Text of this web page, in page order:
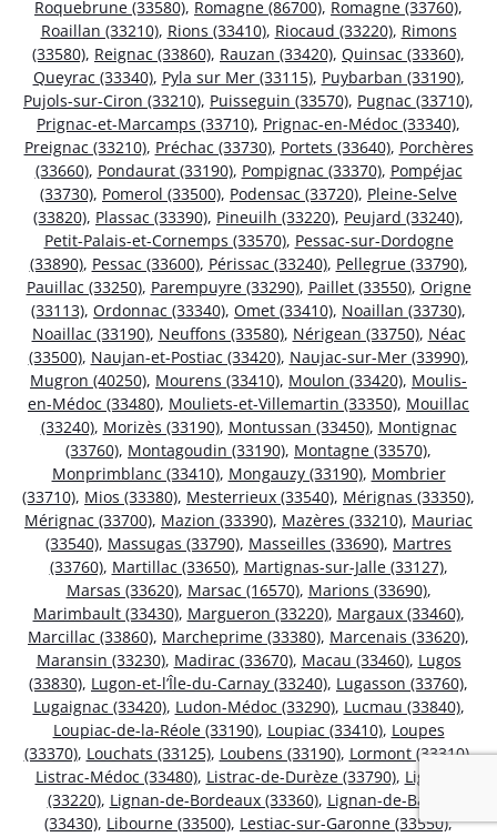
Roquebrune (33580), Romagne (86700), Romagne (33760),
Roaillan (33210), Rions (33410), Riocaud (33220), Rimons
(33580), Reignac (33860), Rauzan (33420), Quinsac (33360),
Queyrac (33340), Pyla sur Mer (33115), Puybarban (33190),
Pujols-sur-Ciron (33210), Puisseguin (33570), Pugnac (33710),
Prignac-et-Marcamps (33710), Prignac-en-Médoc (33340),
Preignac (33210), Préchac (33730), Portets (33640), Porchères
(33660), Pondaurat (33190), Pompignac (33370), Pompéjac
(33730), Pomerol (33500), Podensac (33720), Pleine-Selve
(33820), Plassac (33390), Pineuilh (33220), Peujard (33240),
Petit-Palais-et-Cornemps (33570), Pessac-sur-Dordogne
(33890), Pessac (33600), Périssac (33240), Pellegrue (33790),
Pauillac (33250), Parempuyre (33290), Paillet (33550), Origne
(33113), Ordonnac (33340), Omet (33410), Noaillan (33730),
Noaillac (33190), Neuffons (33580), Nérigean (33750), Néac
(33500), Naujan-et-Postiac (33420), Naujac-sur-Mer (33990),
Mugron (40250), Mourens (33410), Moulon (33420), Moulis-
en-Médoc (33480), Mouliets-et-Villemartin (33350), Mouillac
(33240), Morizès (33190), Montussan (33450), Montignac
(33760), Montagoudin (33190), Montagne (33570),
Monprimblanc (33410), Mongauzy (33190), Mombrier
(33710), Mios (33380), Mesterrieux (33540), Mérignas (33350),
Mérignac (33700), Mazion (33390), Mazères (33210), Mauriac
(33540), Massugas (33790), Masseilles (33690), Martres
(33760), Martillac (33650), Martignas-sur-Jalle (33127),
Marsas (33620), Marsac (16570), Marions (33690),
Marimbault (33430), Margueron (33220), Margaux (33460),
Marcillac (33860), Marcheprime (33380), Marcenais (33620),
Maransin (33230), Madirac (33670), Macau (33460), Lugos
(33830), Lugon-et-l’Île-du-Carnay (33240), Lugasson (33760),
Lugaignac (33420), Ludon-Médoc (33290), Lucmau (33840),
Loupiac-de-la-Réole (33190), Loupiac (33410), Loupes
(33370), Louchats (33125), Loubens (33190), Lormont (33310),
Listrac-Médoc (33480), Listrac-de-Durèze (33790), Ligueux
(33220), Lignan-de-Bordeaux (33360), Lignan-de-Bazas
(33430), Libourne (33500), Lestiac-sur-Garonne (33550),